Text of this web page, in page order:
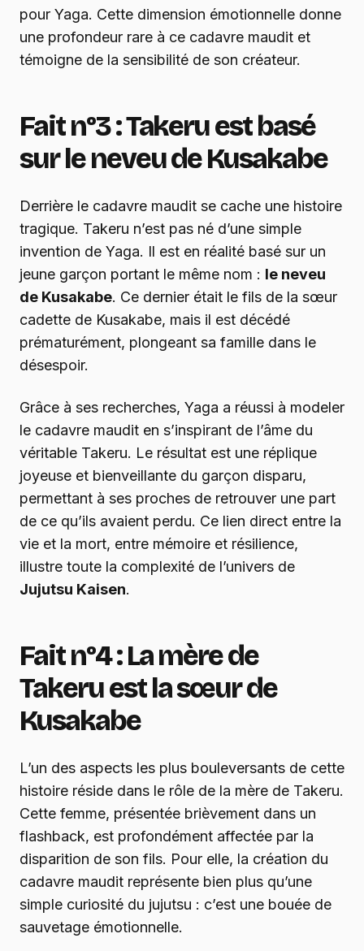
pour Yaga. Cette dimension émotionnelle donne
une profondeur rare à ce cadavre maudit et
témoigne de la sensibilité de son créateur.
Fait n°3 : Takeru est basé
sur le neveu de Kusakabe
Derrière le cadavre maudit se cache une histoire
tragique. Takeru n’est pas né d’une simple
invention de Yaga. Il est en réalité basé sur un
jeune garçon portant le même nom : le neveu
de Kusakabe. Ce dernier était le fils de la sœur
cadette de Kusakabe, mais il est décédé
prématurément, plongeant sa famille dans le
désespoir.
Grâce à ses recherches, Yaga a réussi à modeler
le cadavre maudit en s’inspirant de l’âme du
véritable Takeru. Le résultat est une réplique
joyeuse et bienveillante du garçon disparu,
permettant à ses proches de retrouver une part
de ce qu’ils avaient perdu. Ce lien direct entre la
vie et la mort, entre mémoire et résilience,
illustre toute la complexité de l’univers de
Jujutsu Kaisen.
Fait n°4 : La mère de
Takeru est la sœur de
Kusakabe
L’un des aspects les plus bouleversants de cette
histoire réside dans le rôle de la mère de Takeru.
Cette femme, présentée brièvement dans un
flashback, est profondément affectée par la
disparition de son fils. Pour elle, la création du
cadavre maudit représente bien plus qu’une
simple curiosité du jujutsu : c’est une bouée de
sauvetage émotionnelle.